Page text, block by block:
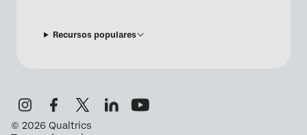
Recursos populares
© 2026 Qualtrics